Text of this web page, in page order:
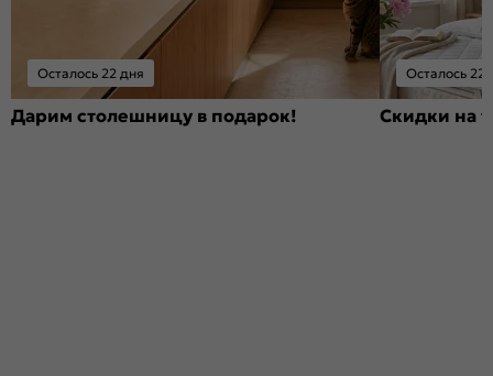
Осталось 22 дня
Дарим столешницу в подарок!
Осталось 22
Скидки на